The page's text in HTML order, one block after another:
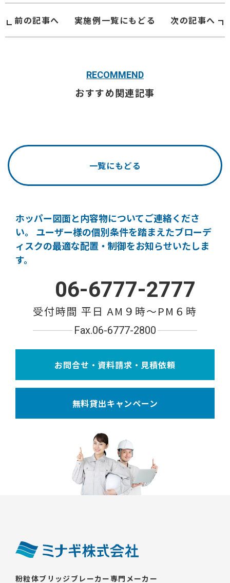
前の記事へ 実施例一覧にもどる 次の記事へ
RECOMMEND
おすすめ関連記事
一覧にもどる
ホッパー図面と内容物についてご連絡くださ
い。
ユーザー様の個別条件を踏まえたブローデ
ィスクの最適な配置・制御をお知らせいたしま
す。
06-6777-2777
受付時間 平日 AM９時〜PM６時
Fax.06-6777-2800
お問合せ・資料請求・見積依頼
無料貸出キャンペーン
粉粒体ブリッジブレーカー専門メーカー